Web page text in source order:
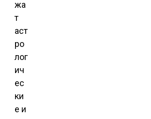
жа
т
аст
ро
лог
ич
ес
ки
е и